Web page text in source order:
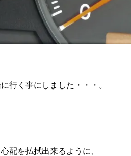
行く事にしました・・・。
配を払拭出来るように、